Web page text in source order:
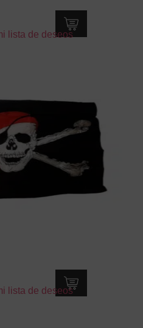
lista de deseos
lista de deseos